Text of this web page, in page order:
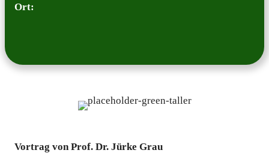
Ort:
Vor­trag von Prof. Dr. Jür­ke Grau